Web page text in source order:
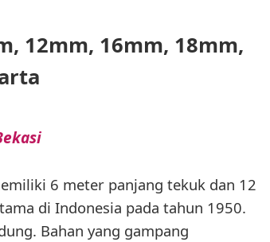
12mm, 16mm, 18mm,
6 meter panjang tekuk dan 12
di Indonesia pada tahun 1950.
Bahan yang gampang